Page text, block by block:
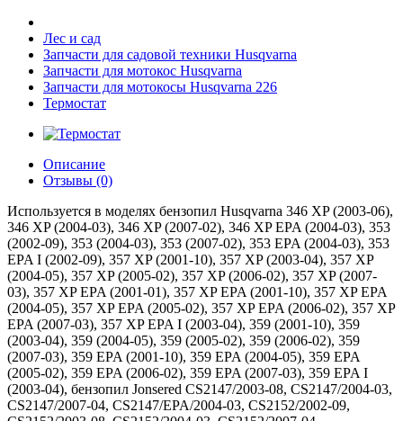
Лес и сад
Запчасти для садовой техники Husqvarna
Запчасти для мотокос Husqvarna
Запчасти для мотокосы Husqvarna 226
Термостат
Описание
Отзывы (0)
Используется в моделях бензопил Husqvarna 346 XP (2003-06),
346 XP (2004-03), 346 XP (2007-02), 346 XP EPA (2004-03), 353
(2002-09), 353 (2004-03), 353 (2007-02), 353 EPA (2004-03), 353
EPA I (2002-09), 357 XP (2001-10), 357 XP (2003-04), 357 XP
(2004-05), 357 XP (2005-02), 357 XP (2006-02), 357 XP (2007-
03), 357 XP EPA (2001-01), 357 XP EPA (2001-10), 357 XP EPA
(2004-05), 357 XP EPA (2005-02), 357 XP EPA (2006-02), 357 XP
EPA (2007-03), 357 XP EPA I (2003-04), 359 (2001-10), 359
(2003-04), 359 (2004-05), 359 (2005-02), 359 (2006-02), 359
(2007-03), 359 EPA (2001-10), 359 EPA (2004-05), 359 EPA
(2005-02), 359 EPA (2006-02), 359 EPA (2007-03), 359 EPA I
(2003-04), бензопил Jonsered CS2147/2003-08, CS2147/2004-03,
CS2147/2007-04, CS2147/EPA/2004-03, CS2152/2002-09,